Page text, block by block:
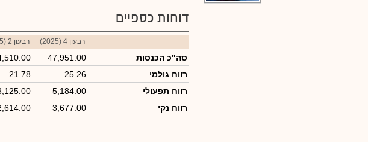
דוחות כספיים
רבעון 4 (2025) רבעון 2 (2025)
סה"כ הכנסות 47,951.00
רווח גולמי
25.26
21.78
רווח תפעולי
5,184.00
רווח נקי
3,677.00